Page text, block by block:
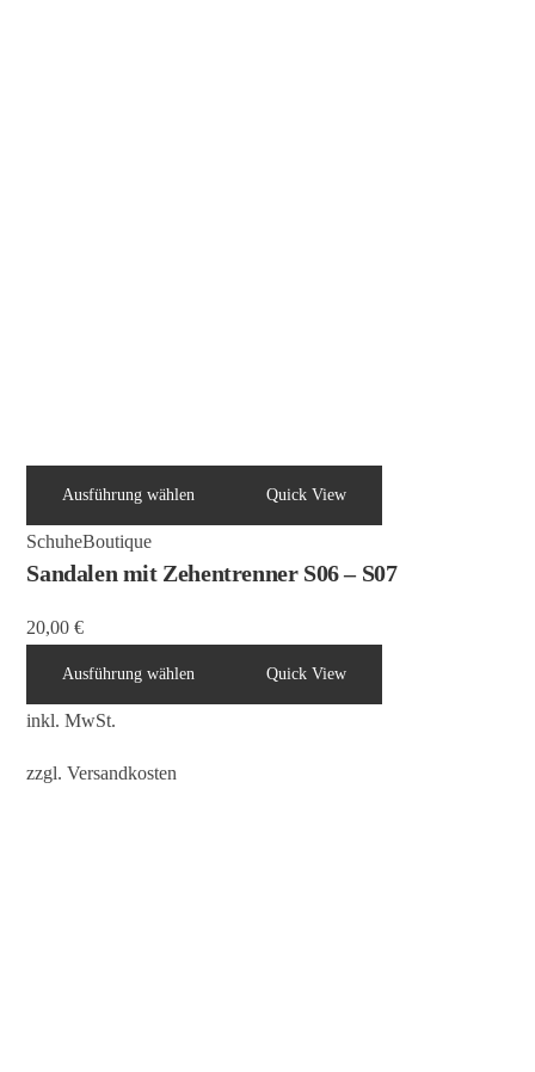
Ausführung wählen Quick View
SchuheBoutique
Sandalen mit Zehentrenner S06 – S07
20,00€
Ausführung wählen Quick View
inkl. MwSt.
zzgl.Versandkosten